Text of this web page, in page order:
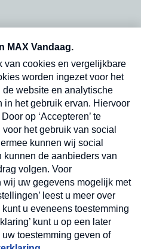
en dinsdagochtend in
Verzend
op onze
dinsdagochtend in uw